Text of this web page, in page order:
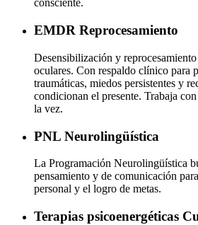
consciente.
EMDR Reprocesamiento
Desensibilización y
oculares. Con respaldo clínico para
traumáticas, miedos persistentes y
condicionan el presente. Trabaja
la vez.
PNL Neurolingüística
La Programación Neurolingüística
pensamiento y de comunicación
personal y el logro de metas.
Terapias psicoenergéticas